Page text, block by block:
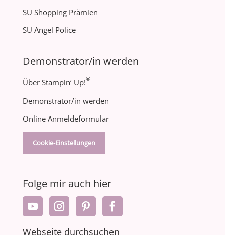
SU Shopping Prämien
SU Angel Police
Demonstrator/in werden
Über Stampin‘ Up!®
Demonstrator/in werden
Online Anmeldeformular
Cookie-Einstellungen
Folge mir auch hier
Webseite durchsuchen